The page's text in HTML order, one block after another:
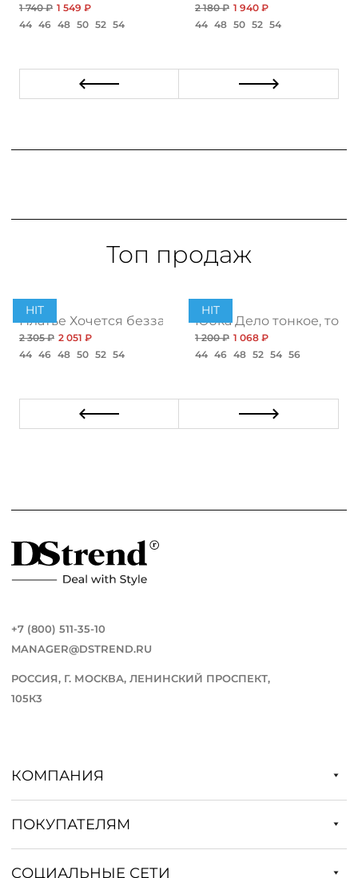
1 740 ₽ 1 549 ₽
44 46 48 50 52 54
2 180 ₽ 1 940 ₽
44 48 50 52 54
Топ продаж
HIT
Платье Хочется беззаботности, топ
2 305 ₽ 2 051 ₽
44 46 48 50 52 54
HIT
Юбка Дело тонкое, топ
1 200 ₽ 1 068 ₽
44 46 48 52 54 56
+7 (800) 511-35-10
MANAGER@DSTREND.RU
РОССИЯ, Г. МОСКВА, ЛЕНИНСКИЙ ПРОСПЕКТ,
105К3
КОМПАНИЯ
ПОКУПАТЕЛЯМ
СОЦИАЛЬНЫЕ СЕТИ